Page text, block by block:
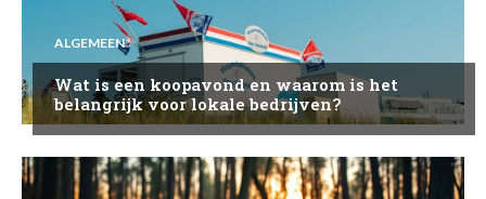
ALGEMEEN
Wat is een koopavond en waarom is het
belangrijk voor lokale bedrijven?